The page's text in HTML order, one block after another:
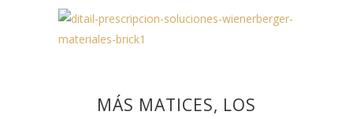
MÁS MATICES, LOS